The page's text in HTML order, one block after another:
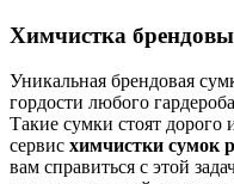
Химчистка
Уникальная брендовая
гордости любого
Такие сумки стоят дорого
сервис химчистки сумок
вам справиться с этой